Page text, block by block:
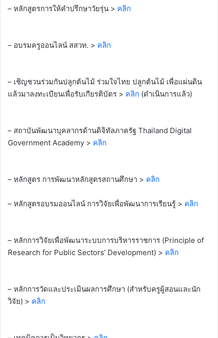
– หลักสูตรการให้คำปรึกษาวัยรุ่น > คลิก
– อบรมครูออนไลน์ สสวท. > คลิก
– เชิญชวนร่วมกันปลูกต้นไม้ ร่วมใจไทย ปลูกต้นไม้ เพื่อแผ่นดิน
แล้วมาลงทะเบียนเพื่อรับเกียรติบัตร > คลิก (ดำเนินการแล้ว)
– สถาบันพัฒนาบุคลากรด้านดิจิทัลภาครัฐ Thailand Digital
Government Academy > คลิก
– หลักสูตร การพัฒนาหลักสูตรสถานศึกษา > คลิก
– หลักสูตรอบรมออนไลน์ การวิจัยเพื่อพัฒนาการเรียนรู้ > คลิก
– หลักการวิจัยเพื่อพัฒนาระบบการบริหารราชการ (Principle of
Research for Public Sectors’ Development) > คลิก
– หลักการวัดและประเมินผลการศึกษา (สำหรับครูผู้สอนและนัก
วิจัย) > คลิก